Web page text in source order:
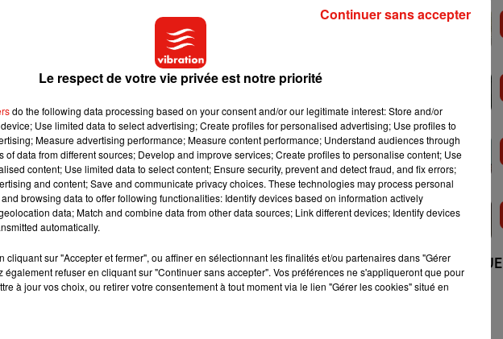
femme : une jupe en coton et un bustier à l’imprimé animal
défend-elle. Mais le vigil n’est visiblement pas du même avis et
POUR FAIRE SES COURSES ?!
du supermarché. «Elle a été odieuse. Ils m’ont fait passer
j’ai pleuré comme un bébé… J’avais jamais vécu un truc
sur les réseaux sociaux, photo à l’appui (voir ci-dessous), la
suivant.
compliqué de prouver que cet incident relève d’une infraction
». Il n’en reste pas pour autant là et contacte lui-même la
après l'affaire du décolleté jugé trop dénudé dans un Casino
+ DE MUSIQUE
Le respect de votre vie privée est notre priorité
do the following data processing based on your consent and/or our legitimate interest: Store and/or
Use limited data to select advertising; Create profiles for personalised advertising; Use profiles to
Measure advertising performance; Measure content performance; Understand audiences through
of data from different sources; Develop and improve services; Create profiles to personalise content; Use
content; Use limited data to select content; Ensure security, prevent and detect fraud, and fix errors;
and content; Save and communicate privacy choices. These technologies may process personal
browsing data to offer following functionalities: Identify devices based on information actively
data; Match and combine data from other data sources; Link different devices; Identify devices
automatically.
cliquant sur "Accepter et fermer", ou affiner en sélectionnant les finalités et/ou partenaires dans "Gérer
également refuser en cliquant sur "Continuer sans accepter". Vos préférences ne s'appliqueront que pour
à jour vos choix, ou retirer votre consentement à tout moment via le lien "Gérer les cookies" situé en
Continuer sans accepter